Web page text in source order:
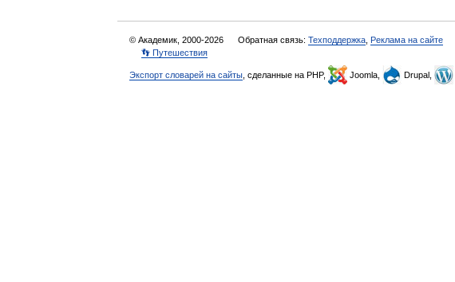
© Академик, 2000-2026 Обратная связь: Техподдержка Реклама на сайте
👣 Путешествия
Экспорт словарей на сайты , сделанные на PHP, Joomla, Drupal,